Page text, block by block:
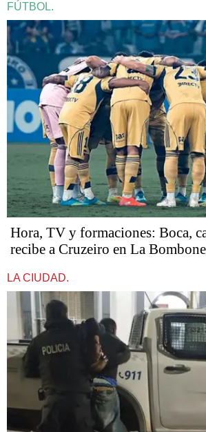
FÚTBOL.
Hora, TV y formaciones: Boca,
recibe a Cruzeiro en La
LA CIUDAD.